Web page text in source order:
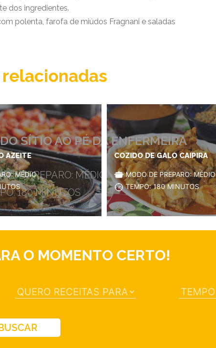
SÍTIO AO PÉ DA ENFERMEIRA
DE PREPARO: MÉDIO
180 MINUTOS
dos ingredientes.
polenta, farofa de miúdos Fragnani e saladas
AZEITE
MÉDIO
COZIDO DE GALO CAIPIRA
MODO DE PREPARO: MÉDIO
TEMPO: 180 MINUTOS
O MOMENTO CERTO!